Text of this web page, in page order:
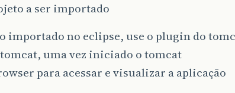
a ser importado
importado no eclipse, use o plugin do
uma vez iniciado o tomcat
para acessar e visualizar a aplicação